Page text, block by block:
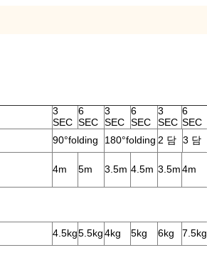
3
SEC
6
SEC
3
SEC
6
SEC
3
SEC
6
SEC
90°folding 180°folding 2 담 3 담
4m 5m 3.5m 4.5m 3.5m4m
4.5kg5.5kg4kg 5kg 6kg
7.5kg